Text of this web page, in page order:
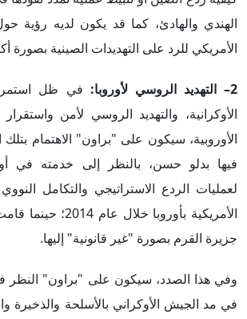
الهندي والهادئ، كما قد يكون لديه رؤية
الأمريكي للرد على التهديدات الصينية بصورة
2– التهديد الروسي لأوروبا:
في ظل
الأوكرانية، والتهديد الروسي لأمن
الأوروبية، سيكون على "براون" الاهتمام بتلك
فيها بدلو حسن، بالنظر إلى خدمته في
لعمليات الردع الاستراتيجي والتكامل
الأمريكية بأوروبا
جزيرة القرم بصورة "غير قانونية" إليها.
وفي هذا الصدد، سيكون على "براون" النظر
في مد الجيش الأوكراني بالأسلحة والذخيرة